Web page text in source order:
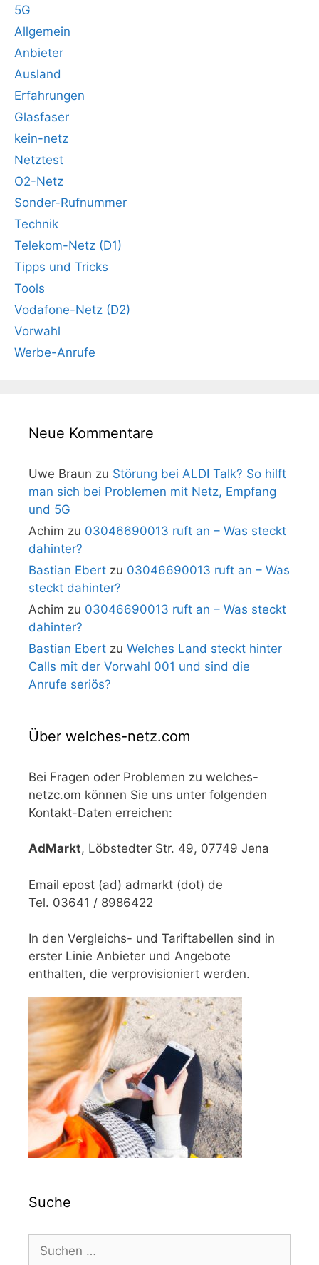
5G
Allgemein
Anbieter
Ausland
Erfahrungen
Glasfaser
kein-netz
Netztest
O2-Netz
Sonder-Rufnummer
Technik
Telekom-Netz (D1)
Tipps und Tricks
Tools
Vodafone-Netz (D2)
Vorwahl
Werbe-Anrufe
Neue Kommentare
Uwe Braun zu Störung bei ALDI Talk? So hilft
man sich bei Problemen mit Netz, Empfang
und 5G
Achim zu 03046690013 ruft an – Was steckt
dahinter?
Bastian Ebert zu 03046690013 ruft an – Was
steckt dahinter?
Achim zu 03046690013 ruft an – Was steckt
dahinter?
Bastian Ebert zu Welches Land steckt hinter
Calls mit der Vorwahl 001 und sind die
Anrufe seriös?
Über welches-netz.com
Bei Fragen oder Problemen zu welches-
netzc.om können Sie uns unter folgenden
Kontakt-Daten erreichen:
AdMarkt, Löbstedter Str. 49, 07749 Jena
Email epost (ad) admarkt (dot) de
Tel. 03641 / 8986422
In den Vergleichs- und Tariftabellen sind in
erster Linie Anbieter und Angebote
enthalten, die verprovisioniert werden.
Suche
Suchen
nach: